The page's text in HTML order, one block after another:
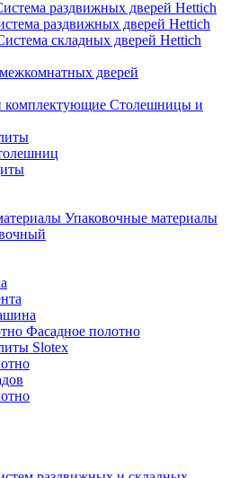
раздвижных дверей Hettich
раздвижных дверей Hettich
складных дверей Hettich
дверей
Столешницы и
Упаковочные материалы
Фасадное полотно
Slotex